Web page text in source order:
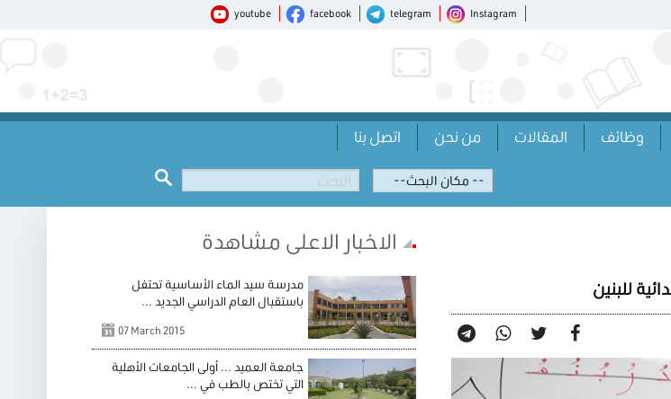
youtube facebook telegram Instagram
وظائف المقالات من نحن اتصل بنا
للبنين
الاخبار الاعلى مشاهدة
مدرسة سيد الماء الأساسية تحتفل
باستقبال العام الدراسي الجديد ...
07 March 2015
جامعة العميد ... أولى الجامعات الأهلية
التي تختص بالطب في ...